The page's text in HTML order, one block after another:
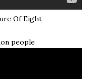
Of Eight
people